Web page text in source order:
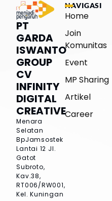
PT
GARDA
ISWANTO
GROUP
CV
INFINITY
DIGITAL
CREATIVE
Menara
Selatan
BpJamsostek
Lantai 12 Jl.
Gatot
Subroto,
Kav.38,
RT006/RW001,
Kel. Kuningan
NAVIGASI
Home
Join
Komunitas
Event
MP Sharing
Artikel
Career